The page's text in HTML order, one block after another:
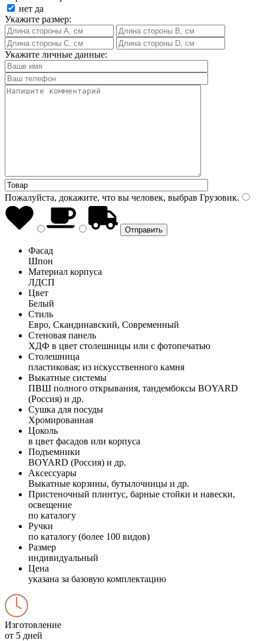
нет да
Укажите размер:
Укажите личные данные:
Пожалуйста, докажите, что вы человек, выбрав Грузовик.
Фасад
Шпон
Материал корпуса
ЛДСП
Цвет
Белый
Стиль
Евро, Скандинавский, Современный
Стеновая панель
ХДФ в цвет столешницы или с фотопечатью
Столешница
пластиковая; из искусственного камня
Выкатные системы
ПВШ полного открывания, тандембоксы BOYARD
(Россия) и др.
Сушка для посуды
Хромированная
Цоколь
в цвет фасадов или корпуса
Подъемники
BOYARD (Россия) и др.
Аксессуары
Выкатные корзины, бутылочницы и др.
Пристеночный плинтус, барные стойки и навески,
освещение
по каталогу
Ручки
по каталогу (более 100 видов)
Размер
индивидуальный
Цена
указана за базовую комплектацию
Изготовление
от 5 дней